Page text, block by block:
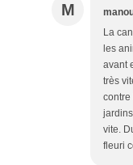
M
La
les
avant
très
contre
vite.
fleuri